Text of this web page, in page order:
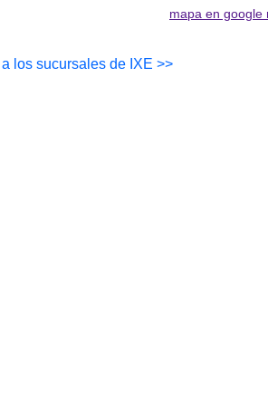
mapa en google
los sucursales de IXE >>